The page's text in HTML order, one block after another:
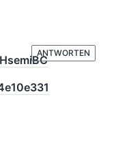
ANTWORTEN